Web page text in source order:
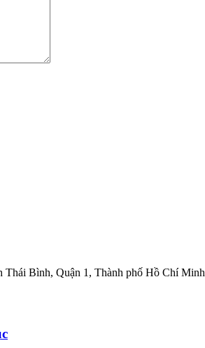
Bình, Quận 1, Thành phố Hồ Chí Minh